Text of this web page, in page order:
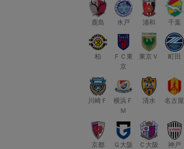
鹿島 水戸 浦和 千葉
柏
ＦＣ東
京
東京Ｖ 町田
川崎Ｆ
横浜Ｆ
Ｍ
清水 名古屋
京都 Ｇ大阪 Ｃ大阪 神戸